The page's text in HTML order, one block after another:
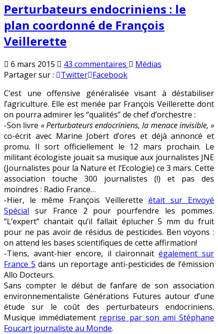
Perturbateurs endocriniens : le
plan coordonné de François
Veillerette
6 mars 2015 43 commentaires sur
:
le
plan
coordonné
de
François
Veillerette
Publié
Médias
Partager sur :
Twitter Facebook
C’est une offensive généralisée visant à déstabiliser
l’agriculture. Elle est menée par François Veillerette dont
on pourra admirer les “qualités” de chef d’orchestre :
-Son livre « Perturbateurs endocriniens, la menace invisible, »
co-écrit avec Marine Jobert d’ores et déjà annoncé et
promu. Il sort officiellement le 12 mars prochain. Le
militant écologiste jouait sa musique aux journalistes JNE
(Journalistes pour la Nature et l’Ecologie) ce 3 mars. Cette
association touche 300 journalistes (!) et pas des
moindres : Radio France…
-Hier, le même François Veillerette était sur Envoyé
Spécial sur France 2 pour pourfendre les pommes.
“L’expert” chantait qu’il fallait éplucher 5 mm du fruit
pour ne pas avoir de résidus de pesticides. Ben voyons :
on attend les bases scientifiques de cette affirmation!
-Tiens, avant-hier encore, il claironnaitégalement sur
France 5 dans un reportage anti-pesticides de l’émission
Allo Docteurs.
Sans compter le début de fanfare de son association
environnementaliste Générations Futures autour d’une
étude sur le coût des perturbateurs endocriniens.
Musique immédiatement reprise par son ami Stéphane
Foucart journaliste au Monde.